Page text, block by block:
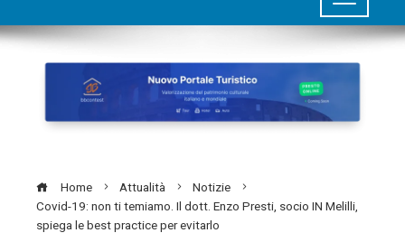
Home Attualità
Notizie
Covid-19: non ti temiamo. Il dott. Enzo Presti, socio IN Melilli,
spiega le best practice per evitarlo